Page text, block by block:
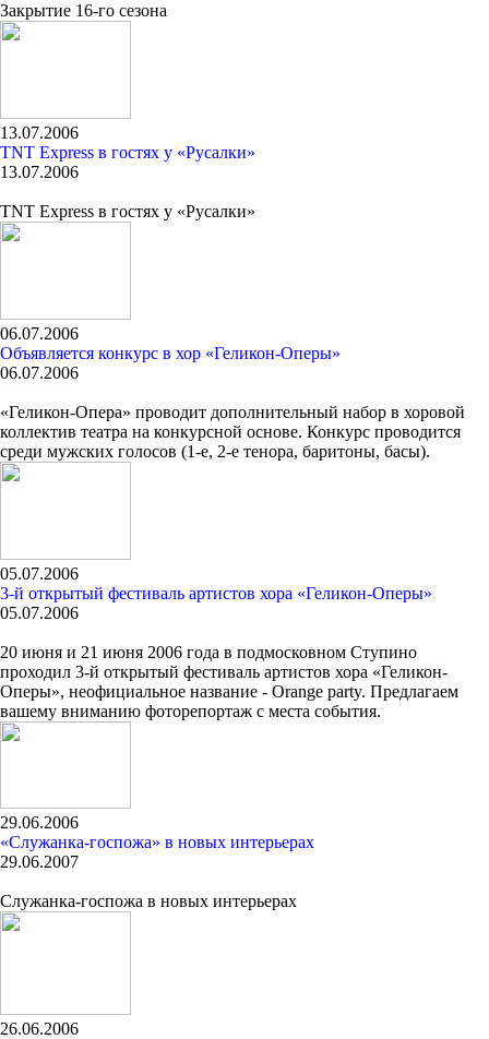
Закрытие 16-го сезона
13.07.2006
TNT Express в гостях у «Русалки»
13.07.2006
TNT Express в гостях у «Русалки»
06.07.2006
Объявляется конкурс в хор «Геликон-Оперы»
06.07.2006
«Геликон-Опера» проводит дополнительный набор в хоровой
коллектив театра на конкурсной основе. Конкурс проводится
среди мужских голосов (1-е, 2-е тенора, баритоны, басы).
05.07.2006
3-й открытый фестиваль артистов хора «Геликон-Оперы»
05.07.2006
20 июня и 21 июня 2006 года в подмосковном Ступино
проходил 3-й открытый фестиваль артистов хора «Геликон-
Оперы», неофициальное название - Orange party. Предлагаем
вашему вниманию фоторепортаж с места события.
29.06.2006
«Служанка-госпожа» в новых интерьерах
29.06.2007
Служанка-госпожа в новых интерьерах
26.06.2006